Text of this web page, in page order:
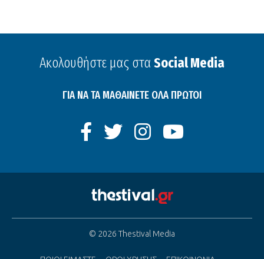
Ακολουθήστε μας στα Social Media
ΓΙΑ ΝΑ ΤΑ ΜΑΘΑΙΝΕΤΕ ΟΛΑ ΠΡΩΤΟΙ
© 2026 Thestival Media